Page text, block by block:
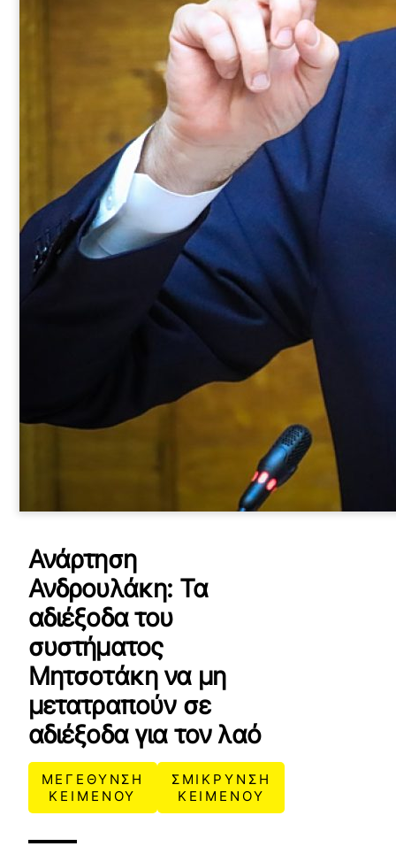
Ανάρτηση
Ανδρουλάκη: Τα
αδιέξοδα του
συστήματος
Μητσοτάκη να μη
μετατραπούν σε
αδιέξοδα για τον λαό
ΜΕΓΕΘΥΝΣΗ
ΚΕΙΜΕΝΟΥ
ΣΜΙΚΡΥΝΣΗ
ΚΕΙΜΕΝΟΥ